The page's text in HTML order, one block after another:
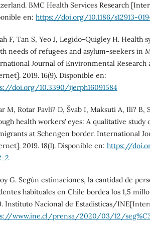
BMC Health Services Research
en: https://doi.org/10.1186/s12913-
F, Tan S, Yeo J, Legido-Quigley H. Health
needs of refugees and asylum-seekers in
Journal of Environmental Research
2019. 16(9). Disponible en:
doi.org/10.3390/ijerph16091584
M, Rotar Pavli? D, Švab I, Maksuti A, Ili? B,
health workers’ eyes: A qualitative
at Schengen border. International
2019. 18(1). Disponible en: https://
2
G. Según estimaciones, la cantidad de
habituales en Chile bordea los 1,5
Instituto Nacional de Estadísticas/
www.ine.cl/prensa/2020/03/12/